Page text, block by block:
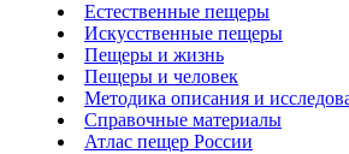
Естественные пещеры
Искусственные пещеры
Пещеры и жизнь
Пещеры и человек
Методика описания и
Справочные материалы
Атлас пещер России